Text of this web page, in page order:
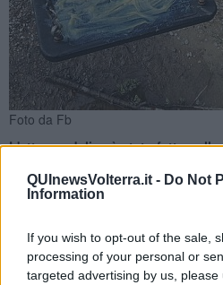
QUInewsVolterra.it - Do Not
Information
If you wish to opt-out of the sale,
processing of your personal or
targeted advertising by us,
Foto da Fb
L'atto vandalico è stato fatto nella
domenica nel parco dei Borghi.
pulire è stato un assessore